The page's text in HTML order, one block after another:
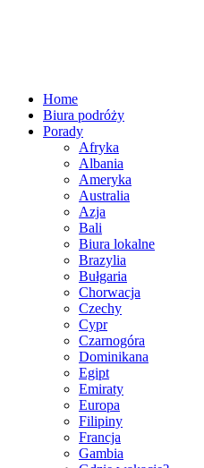
Home
Biura podróży
Porady
Afryka
Albania
Ameryka
Australia
Azja
Bali
Biura lokalne
Brazylia
Bułgaria
Chorwacja
Czechy
Cypr
Czarnogóra
Dominikana
Egipt
Emiraty
Europa
Filipiny
Francja
Gambia